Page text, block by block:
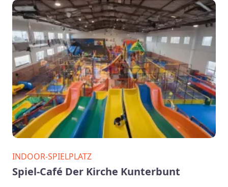
INDOOR-SPIELPLATZ
Spiel-Café Der Kirche Kunterbunt